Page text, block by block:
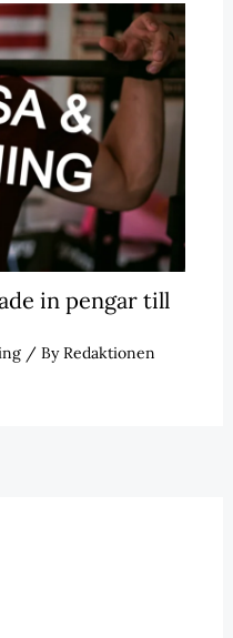
in pengar till
/ ByRedaktionen